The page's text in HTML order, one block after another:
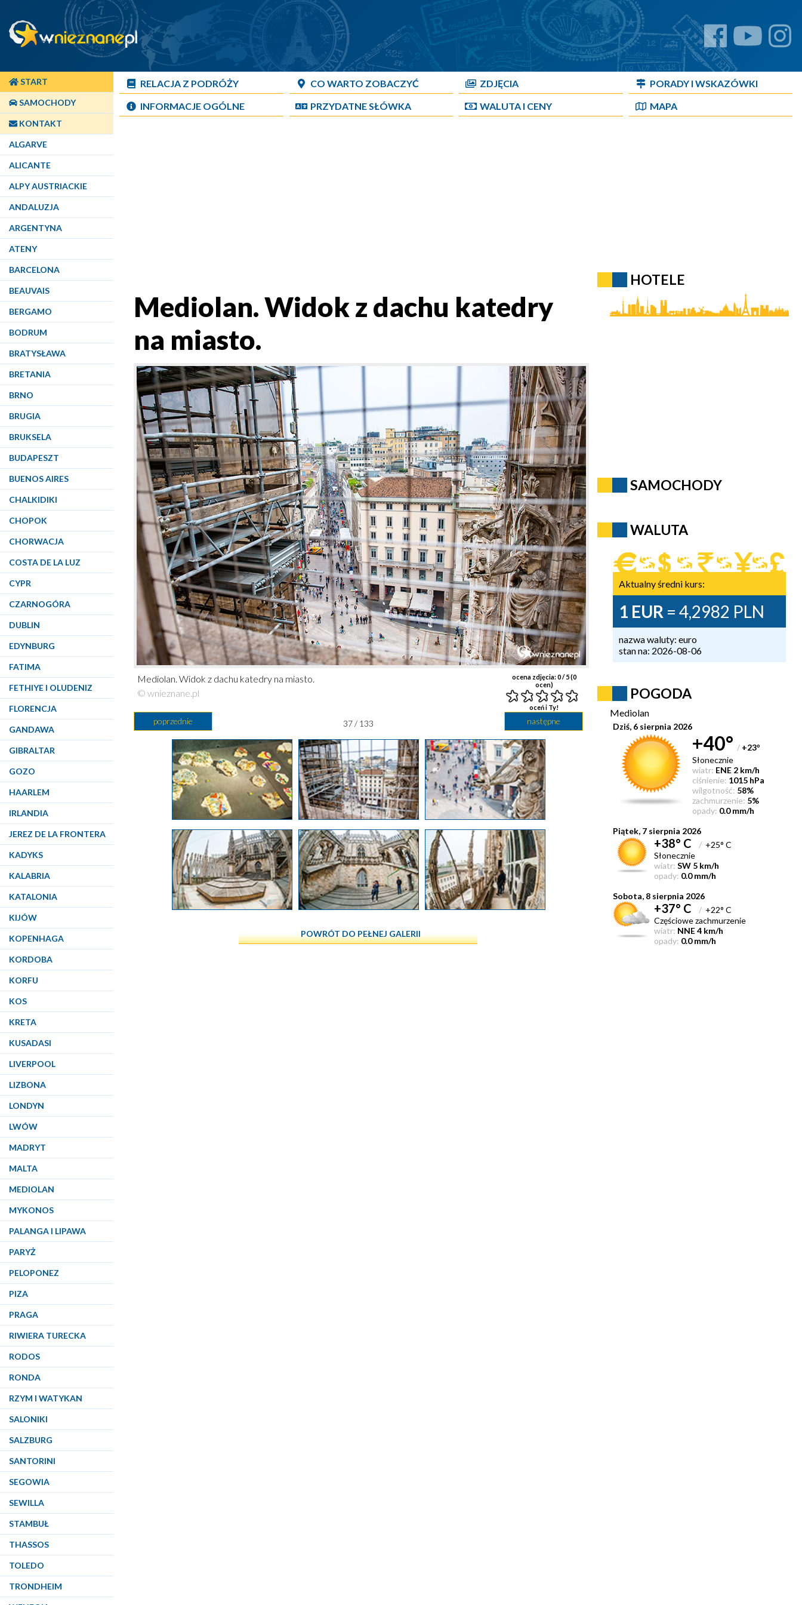
START
SAMOCHODY
KONTAKT
ALGARVE
ALICANTE
ALPY AUSTRIACKIE
ANDALUZJA
ARGENTYNA
ATENY
BARCELONA
BEAUVAIS
BERGAMO
BODRUM
BRATYSŁAWA
BRETANIA
BRNO
BRUGIA
BRUKSELA
BUDAPESZT
BUENOS AIRES
CHALKIDIKI
CHOPOK
CHORWACJA
COSTA DE LA LUZ
CYPR
CZARNOGÓRA
DUBLIN
EDYNBURG
FATIMA
FETHIYE I OLUDENIZ
FLORENCJA
GANDAWA
GIBRALTAR
GOZO
HAARLEM
IRLANDIA
JEREZ DE LA FRONTERA
KADYKS
KALABRIA
KATALONIA
KIJÓW
KOPENHAGA
KORDOBA
KORFU
KOS
KRETA
KUSADASI
LIVERPOOL
LIZBONA
LONDYN
LWÓW
MADRYT
MALTA
MEDIOLAN
MYKONOS
PALANGA I LIPAWA
PARYŻ
PELOPONEZ
PIZA
PRAGA
RIWIERA TURECKA
RODOS
RONDA
RZYM I WATYKAN
SALONIKI
SALZBURG
SANTORINI
SEGOWIA
SEWILLA
STAMBUŁ
THASSOS
TOLEDO
TRONDHEIM
RELACJA Z PODRÓŻY CO WARTO ZOBACZYĆ ZDJĘCIA
PORADY I WSKAZÓWKI
INFORMACJE OGÓLNE
PRZYDATNE SŁÓWKA WALUTA I CENY MAPA
Mediolan. Widok z dachu katedry
na miasto.
ocena zdjęcia:0/ 5 (0
ocen)
oceń i Ty!
Mediolan. Widok z dachu katedry na miasto.
© wnieznane.pl
poprzednie następne
37 / 133
POWRÓT DO PEŁNEJ GALERII
HOTELE
SAMOCHODY
WALUTA
Aktualny średni kurs:
1 EUR = 4,2982 PLN
nazwa waluty: euro
stan na: 2026-08-06
POGODA
Mediolan
Dziś, 6 sierpnia 2026
+40° / +23°
Słonecznie
wiatr: ENE 2 km/h
ciśnienie: 1015 hPa
wilgotność: 58%
zachmurzenie: 5%
opady: 0.0 mm/h
Piątek, 7 sierpnia 2026
+38° C / +25° C
Słonecznie
wiatr: SW 5 km/h
opady: 0.0 mm/h
Sobota, 8 sierpnia 2026
+37° C / +22° C
Częściowe zachmurzenie
wiatr: NNE 4 km/h
opady: 0.0 mm/h